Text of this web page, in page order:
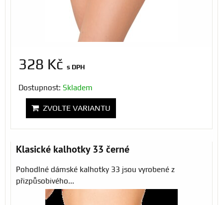
328 Kč s DPH
Dostupnost: Skladem
ZVOLTE VARIANTU
Klasické kalhotky 33 černé
Pohodlné dámské kalhotky 33 jsou vyrobené z
přizpůsobivého...